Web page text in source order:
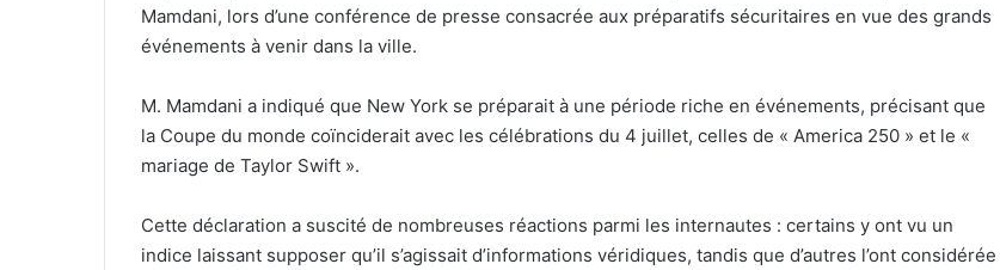
Mamdani, lors d’une conférence de presse consacrée aux préparatifs sécuritaires en vue des grands
événements à venir dans la ville.
M. Mamdani a indiqué que New York se préparait à une période riche en événements, précisant que
la Coupe du monde coïnciderait avec les célébrations du 4 juillet, celles de « America 250 » et le «
mariage de Taylor Swift ».
Cette déclaration a suscité de nombreuses réactions parmi les internautes : certains y ont vu un
indice laissant supposer qu’il s’agissait d’informations véridiques, tandis que d’autres l’ont considérée